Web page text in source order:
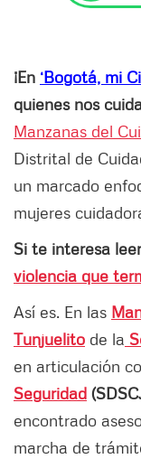
¡En ‘Bogotá, mi
quienes nos
Manzanas del
Distrital de
un marcado
mujeres
Si te interesa
violencia que
Así es. En las
Tunjuelito de la
en articulación
Seguridad
encontrado
marcha de